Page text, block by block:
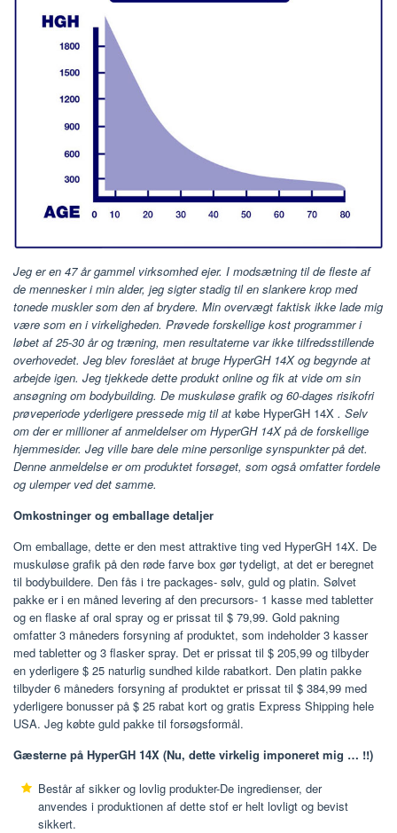
Jeg er en 47 år gammel virksomhed ejer. I modsætning til de fleste af
de mennesker i min alder, jeg sigter stadig til en slankere krop med
tonede muskler som den af brydere. Min overvægt faktisk ikke lade mig
være som en i virkeligheden. Prøvede forskellige kost programmer i
løbet af 25-30 år og træning, men resultaterne var ikke tilfredsstillende
overhovedet. Jeg blev foreslået at bruge HyperGH 14X og begynde at
arbejde igen. Jeg tjekkede dette produkt online og fik at vide om sin
ansøgning om bodybuilding. De muskuløse grafik og 60-dages risikofri
prøveperiode yderligere pressede mig til at købe HyperGH 14X . Selv
om der er millioner af anmeldelser om HyperGH 14X på de forskellige
hjemmesider. Jeg ville bare dele mine personlige synspunkter på det.
Denne anmeldelse er om produktet forsøget, som også omfatter fordele
og ulemper ved det samme.
Omkostninger og emballage detaljer
Om emballage, dette er den mest attraktive ting ved HyperGH 14X. De
muskuløse grafik på den røde farve box gør tydeligt, at det er beregnet
til bodybuildere. Den fås i tre packages- sølv, guld og platin. Sølvet
pakke er i en måned levering af den precursors- 1 kasse med tabletter
og en flaske af oral spray og er prissat til $ 79,99. Gold pakning
omfatter 3 måneders forsyning af produktet, som indeholder 3 kasser
med tabletter og 3 flasker spray. Det er prissat til $ 205,99 og tilbyder
en yderligere $ 25 naturlig sundhed kilde rabatkort. Den platin pakke
tilbyder 6 måneders forsyning af produktet er prissat til $ 384,99 med
yderligere bonusser på $ 25 rabat kort og gratis Express Shipping hele
USA. Jeg købte guld pakke til forsøgsformål.
Gæsterne på HyperGH 14X (Nu, dette virkelig imponeret mig … !!)
Består af sikker og lovlig produkter-De ingredienser, der
anvendes i produktionen af ​​dette stof er helt lovligt og bevist
sikkert.